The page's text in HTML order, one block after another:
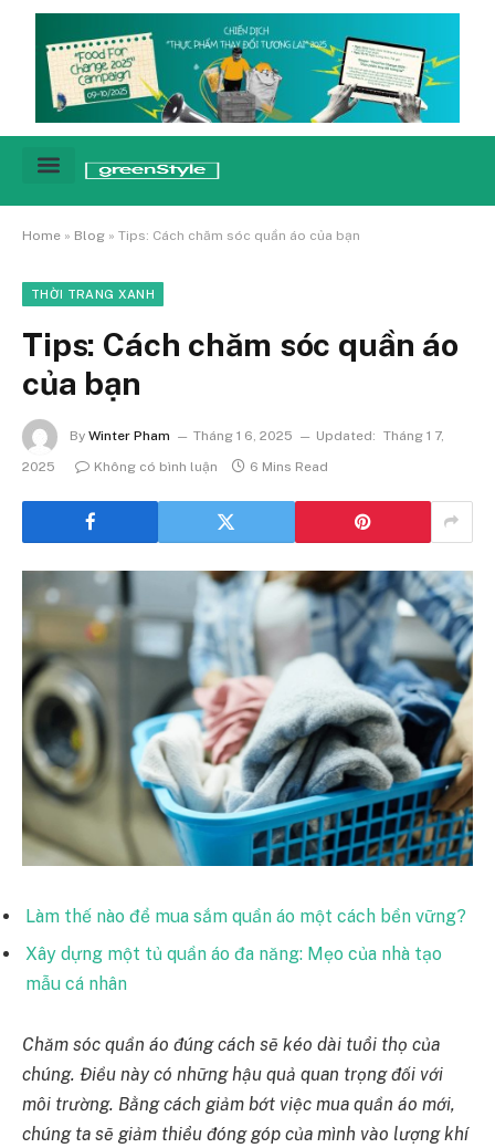
Home » Blog » Tips: Cách chăm sóc quần áo của bạn
THỜI TRANG XANH
Tips: Cách chăm sóc quần áo
của bạn
By Winter Pham Tháng 1 6, 2025 Updated: Tháng 1 7,
2025
Không có bình luận 6 Mins Read
Làm thế nào để mua sắm quần áo một cách bền vững?
Xây dựng một tủ quần áo đa năng: Mẹo của nhà tạo
mẫu cá nhân
Chăm sóc quần áo đúng cách sẽ kéo dài tuổi thọ của
chúng. Điều này có những hậu quả quan trọng đối với
môi trường. Bằng cách giảm bớt việc mua quần áo mới,
chúng ta sẽ giảm thiểu đóng góp của mình vào lượng khí